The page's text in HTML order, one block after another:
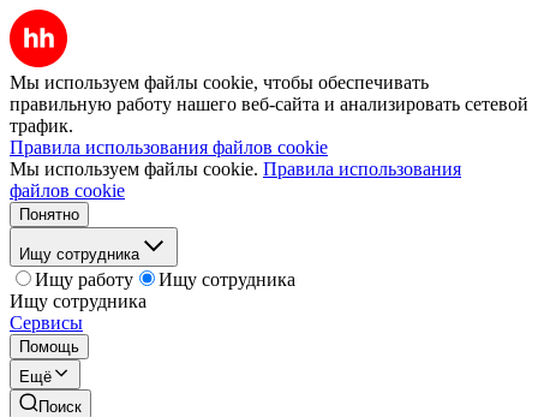
Мы используем файлы cookie, чтобы обеспечивать
правильную работу нашего веб-сайта и анализировать сетевой
трафик.
Правила использования файлов cookie
Мы используем файлы cookie. Правила использования
файлов cookie
Понятно
Ищу сотрудника
Ищу работу
Ищу сотрудника
Ищу сотрудника
Сервисы
Помощь
Ещё
Поиск